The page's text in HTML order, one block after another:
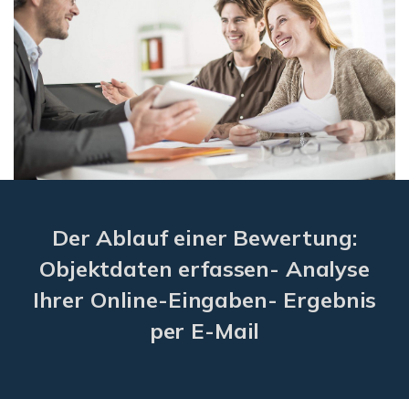
Der Ablauf einer Bewertung:
Objektdaten erfassen- Analyse
Ihrer Online-Eingaben- Ergebnis
per E-Mail